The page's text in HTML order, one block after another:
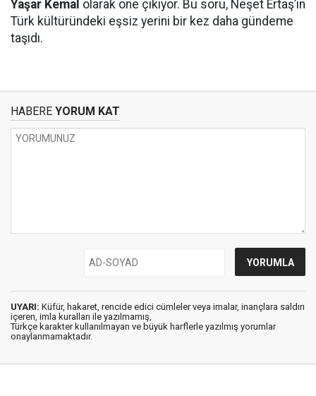
Yaşar Kemal olarak öne çıkıyor. Bu soru, Neşet Ertaş’ın
Türk kültüründeki eşsiz yerini bir kez daha gündeme
taşıdı.
HABERE YORUM KAT
UYARI: Küfür, hakaret, rencide edici cümleler veya imalar, inançlara saldırı
içeren, imla kuralları ile yazılmamış,
Türkçe karakter kullanılmayan ve büyük harflerle yazılmış yorumlar
onaylanmamaktadır.